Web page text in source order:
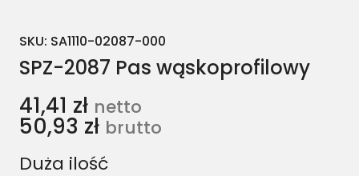
SKU: SA1110-02087-000
SPZ-2087 Pas wąskoprofilowy
41,41 zł netto
50,93 zł brutto
Duża ilość